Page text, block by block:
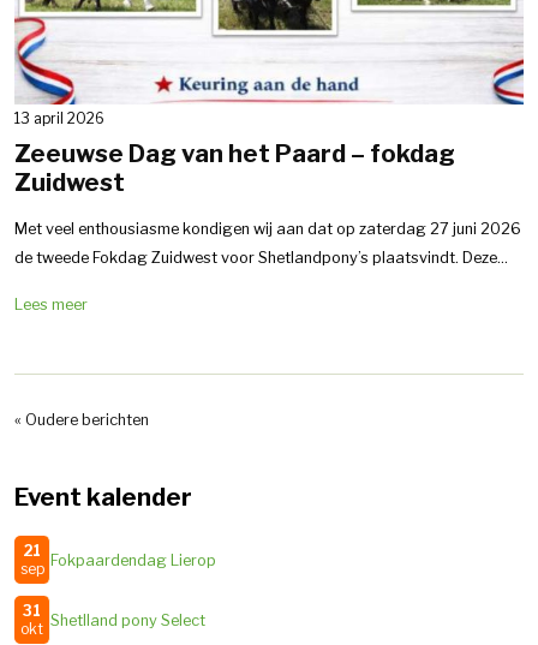
13 april 2026
Zeeuwse Dag van het Paard – fokdag
Zuidwest
Met veel enthousiasme kondigen wij aan dat op zaterdag 27 juni 2026
de tweede Fokdag Zuidwest voor Shetlandpony’s plaatsvindt. Deze...
Lees meer
« Oudere berichten
Event kalender
21
sep Fokpaardendag Lierop
31
okt Shetlland pony Select